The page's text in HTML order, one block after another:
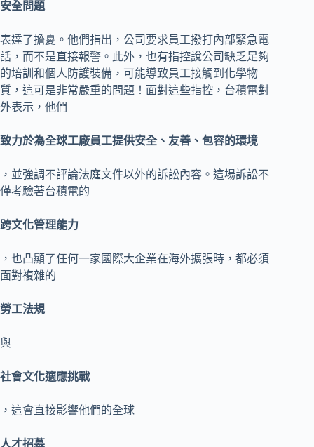
安全問題
表達了擔憂。他們指出，公司要求員工撥打內部緊急電
話，而不是直接報警。此外，也有指控說公司缺乏足夠
的培訓和個人防護裝備，可能導致員工接觸到化學物
質，這可是非常嚴重的問題！面對這些指控，台積電對
外表示，他們
致力於為全球工廠員工提供安全、友善、包容的環境
，並強調不評論法庭文件以外的訴訟內容。這場訴訟不
僅考驗著台積電的
跨文化管理能力
，也凸顯了任何一家國際大企業在海外擴張時，都必須
面對複雜的
勞工法規
與
社會文化適應挑戰
，這會直接影響他們的全球
人才招募